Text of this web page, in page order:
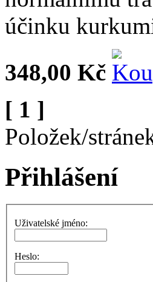
účinku
348,00 Kč
[ 1 ]
Položek/
Přihlášení
Uživatelské jméno:
Heslo: